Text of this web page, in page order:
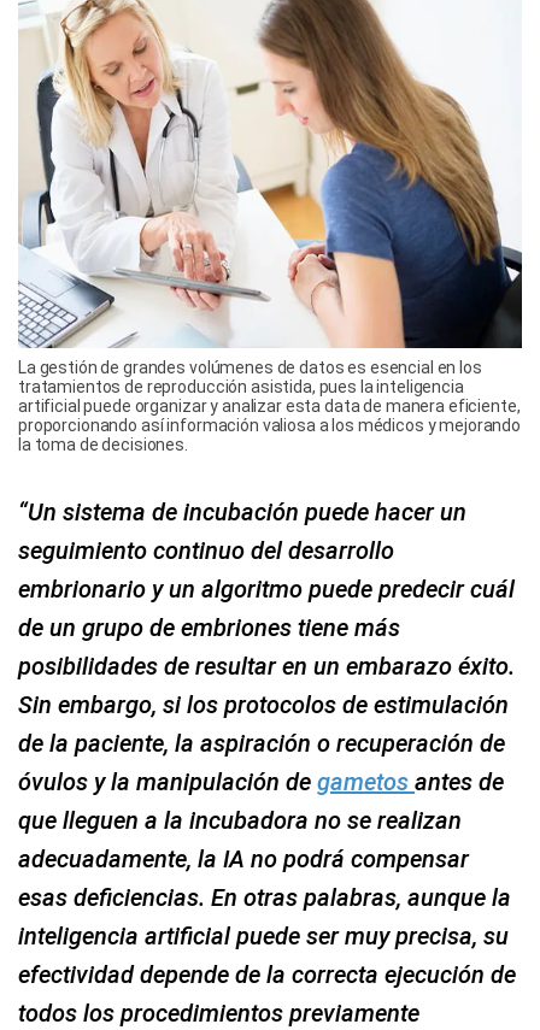
La gestión de grandes volúmenes de datos es esencial en los
tratamientos de reproducción asistida, pues la inteligencia
artificial puede organizar y analizar esta data de manera eficiente,
proporcionando así información valiosa a los médicos y mejorando
la toma de decisiones.
“Un sistema de incubación puede hacer un
seguimiento continuo del desarrollo
embrionario y un algoritmo puede predecir cuál
de un grupo de embriones tiene más
posibilidades de resultar en un embarazo éxito.
Sin embargo, si los protocolos de estimulación
de la paciente, la aspiración o recuperación de
óvulos y la manipulación de gametos antes de
que lleguen a la incubadora no se realizan
adecuadamente, la IA no podrá compensar
esas deficiencias. En otras palabras, aunque la
inteligencia artificial puede ser muy precisa, su
efectividad depende de la correcta ejecución de
todos los procedimientos previamente